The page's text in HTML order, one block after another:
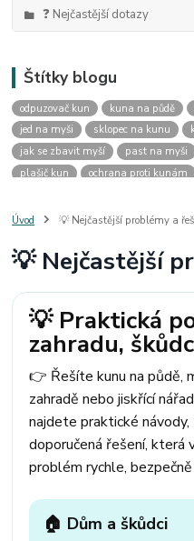
❓ Nejčastější dotazy
Štítky blogu
odpuzovač kun kuna na půdě
jed na myši
sklopec na kunu
jak se zbavit myší
past na myši
plašič kun
ochrana proti kunám
past na kunu
myši v domě
štěnice
štěnice v hotelu jak
mravenci a mšice
uhlíky do
uhlíky do vysavače
uhlíky do
uhlíky parkside
uhlíky ferm
kde sehnat uhlíky
kde koupit
Úvod 💡 Nejčastější problémy a
💡 Nejčastější
💡 Praktická
zahradu,
👉 Řešíte kunu na půdě,
zahradě nebo jiskřící
najdete praktické
doporučená řešení, která
problém rychle,
🏠 Dům a škůdci